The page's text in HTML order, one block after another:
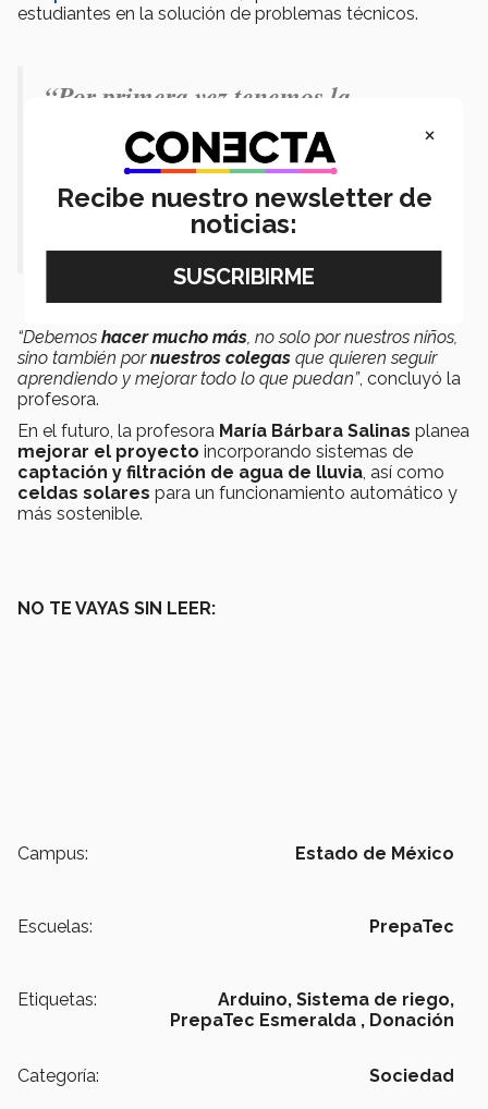
estudiantes en la solución de problemas técnicos.
“Por primera vez tenemos la
oportunidad de que estos proyectos
sean donados para algo que genere
impacto” .- María Bárbara Salinas
Luna.
“Debemos hacer mucho más, no solo por nuestros niños,
sino también pornuestros colegas que quieren seguir
aprendiendo y mejorar todo lo que puedan”, concluyó la
profesora.
En el futuro, la profesora María Bárbara Salinas planea
mejorar el proyecto incorporando sistemas de
captación y filtración de agua de lluvia, así como
celdas solares para un funcionamiento automático y
más sostenible.
NO TE VAYAS SIN LEER:
Campus: Estado de México
Escuelas: PrepaTec
Etiquetas: Arduino, Sistema de riego,
PrepaTec Esmeralda , Donación
Categoría: Sociedad
×
Recibe nuestro newsletter de
noticias: